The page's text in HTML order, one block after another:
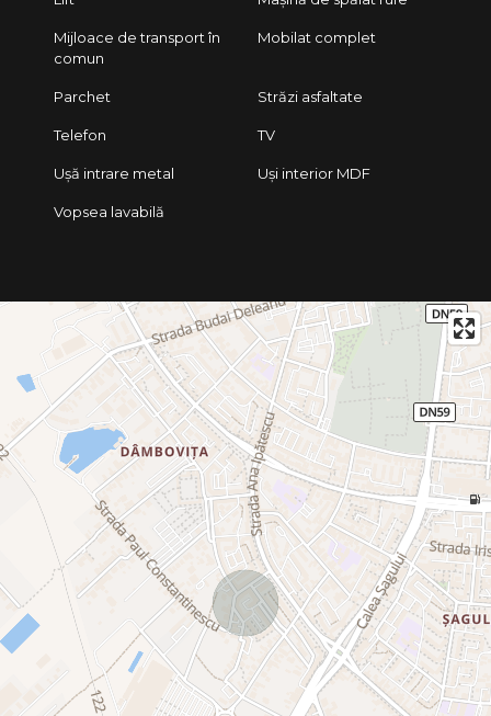
Mijloace de transport în
comun
Mobilat complet
Parchet Străzi asfaltate
Telefon TV
Ușă intrare metal Uși interior MDF
Vopsea lavabilă